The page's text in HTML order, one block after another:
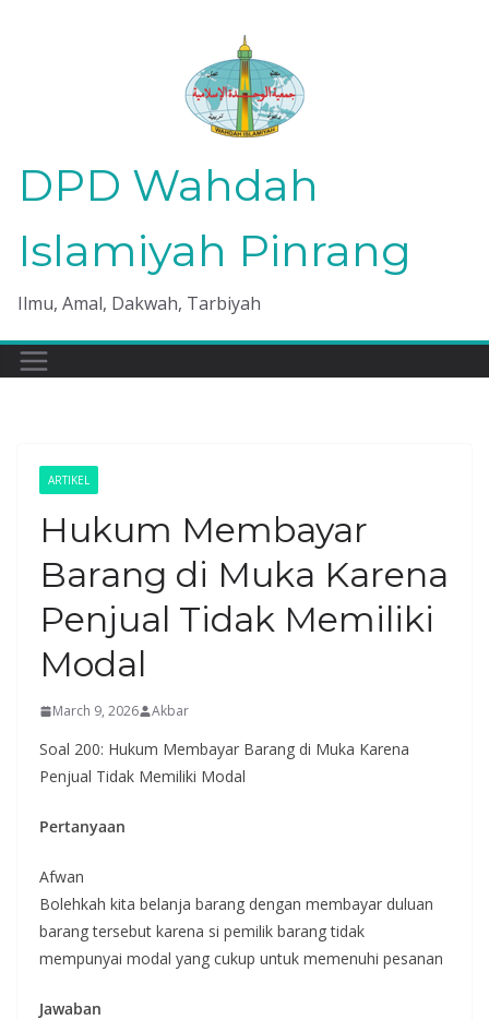
DPD Wahdah
Islamiyah Pinrang
Ilmu, Amal, Dakwah, Tarbiyah
ARTIKEL
Hukum Membayar
Barang di Muka Karena
Penjual Tidak Memiliki
Modal
March 9, 2026 Akbar
Soal 200: Hukum Membayar Barang di Muka Karena
Penjual Tidak Memiliki Modal
Pertanyaan
Afwan
Bolehkah kita belanja barang dengan membayar duluan
barang tersebut karena si pemilik barang tidak
mempunyai modal yang cukup untuk memenuhi pesanan
Jawaban